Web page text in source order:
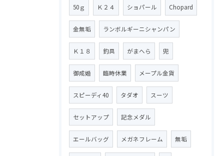
50ｇ Ｋ２４ ショパール Chopard
金無垢 ランボルギーニシャンパン
Ｋ１８ 釣具 がまへら 兜
御成婚 臨時休業 メープル金貨
スピーディ40 タダオ スーツ
セットアップ 記念メダル
エールバッグ メガネフレーム 無垢